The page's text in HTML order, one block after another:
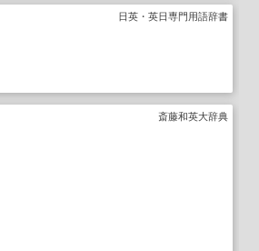
日英・英日専門用語辞書
斎藤和英大辞典